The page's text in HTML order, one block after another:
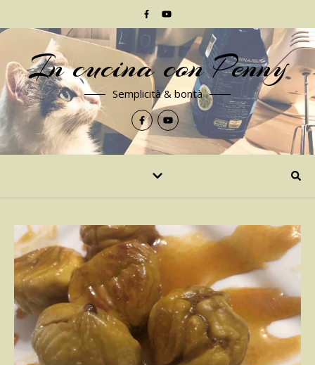
In cucina con Penny
Semplicità & bontà